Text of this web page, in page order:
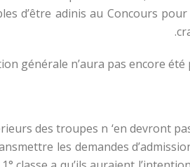
d’être adinis au Concours
générale n’aura pas encore
des troupes n ‘en devront
les demandes